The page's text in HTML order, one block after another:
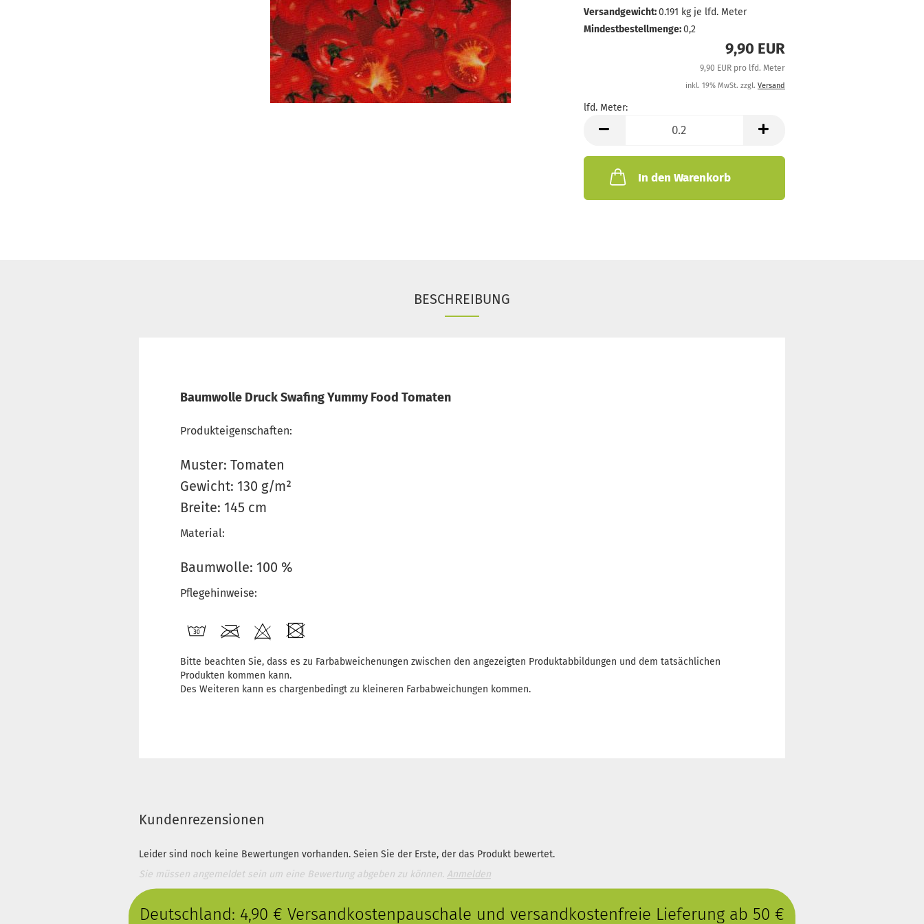
Versandgewicht:0.191 kg je lfd. Meter
Mindestbestellmenge:0,2
9,90 EUR
9,90 EUR pro lfd. Meter
inkl. 19% MwSt. zzgl. Versand
lfd. Meter:
In den Warenkorb
BESCHREIBUNG
Baumwolle Druck Swafing Yummy Food Tomaten
Produkteigenschaften:
Muster: Tomaten
Gewicht: 130 g/m²
Breite: 145 cm
Material:
Baumwolle: 100 %
Pflegehinweise:
Bitte beachten Sie, dass es zu Farbabweichenungen zwischen den angezeigten Produktabbildungen und dem tatsächlichen
Produkten kommen kann.
Des Weiteren kann es chargenbedingt zu kleineren Farbabweichungen kommen.
Kundenrezensionen
Leider sind noch keine Bewertungen vorhanden. Seien Sie der Erste, der das Produkt bewertet.
Sie müssen angemeldet sein um eine Bewertung abgeben zu können. Anmelden
Deutschland: 4,90 € Versandkostenpauschale und versandkostenfreie Lieferung ab 50 €